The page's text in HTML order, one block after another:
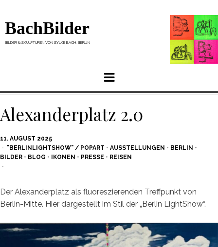
BachBilder
BILDER & SKULPTUREN VON SYLKE BACH, BERLIN
Menu
Alexanderplatz 2.0
POSTED
ON
11. AUGUST 2025
"BERLINLIGHTSHOW" / POPART • AUSSTELLUNGEN • BERLIN •
BILDER • BLOG • IKONEN • PRESSE • REISEN
Der Alexanderplatz als fluoreszierenden Treffpunkt von
Berlin-Mitte. Hier dargestellt im Stil der „Berlin LightShow“.